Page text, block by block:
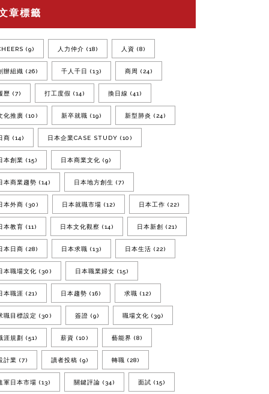
章標籤
(9) 人力仲介 (18) 人資 (8)
辦組織 (26) 千人千日 (13) 商周 (24)
歷 (7) 打工度假 (14) 換日線 (41)
化推廣 (10) 新卒就職 (19) 新型肺炎 (24)
商 (14) 日本企業CASE STUDY (10)
本創業 (15) 日本商業文化 (9)
本商業趨勢 (14) 日本地方創生 (7)
本外商 (30) 日本就職市場 (12) 日本工作 (22)
本教育 (11) 日本文化觀察 (14) 日本新創 (21)
本日商 (28) 日本求職 (13) 日本生活 (22)
本職場文化 (30) 日本職業婦女 (15)
本職涯 (21) 日本趨勢 (16) 求職 (12)
職目標設定 (30) 簽證 (9) 職場文化 (39)
涯規劃 (51) 薪資 (10) 藝能界 (8)
計業 (7) 讀者投稿 (9) 轉職 (28)
軍日本市場 (13) 關鍵評論 (34) 面試 (15)